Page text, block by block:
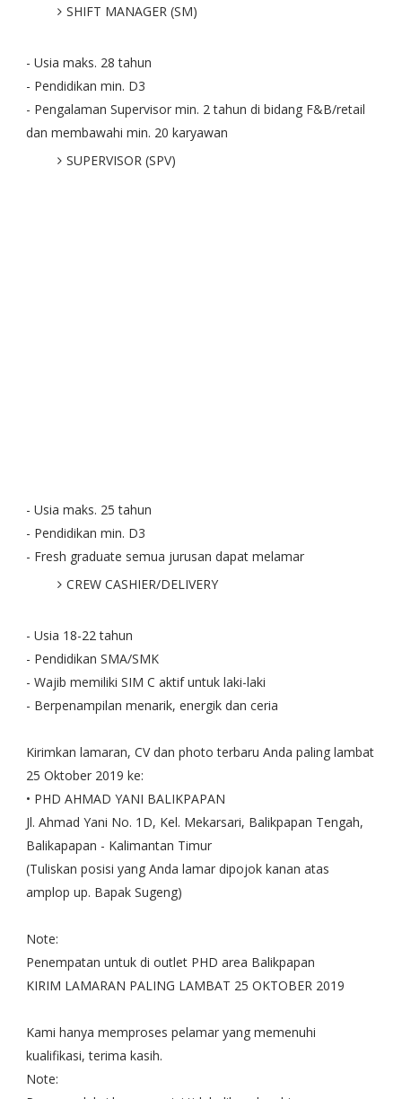
SHIFT MANAGER (SM)
- Usia maks. 28 tahun
- Pendidikan min. D3
- Pengalaman Supervisor min. 2 tahun di bidang F&B/retail
dan membawahi min. 20 karyawan
SUPERVISOR (SPV)
- Usia maks. 25 tahun
- Pendidikan min. D3
- Fresh graduate semua jurusan dapat melamar
CREW CASHIER/DELIVERY
- Usia 18-22 tahun
- Pendidikan SMA/SMK
- Wajib memiliki SIM C aktif untuk laki-laki
- Berpenampilan menarik, energik dan ceria
Kirimkan lamaran, CV dan photo terbaru Anda paling lambat
25 Oktober 2019 ke:
• PHD AHMAD YANI BALIKPAPAN
Jl. Ahmad Yani No. 1D, Kel. Mekarsari, Balikpapan Tengah,
Balikapapan - Kalimantan Timur
(Tuliskan posisi yang Anda lamar dipojok kanan atas
amplop up. Bapak Sugeng)
Note:
Penempatan untuk di outlet PHD area Balikpapan
KIRIM LAMARAN PALING LAMBAT 25 OKTOBER 2019
Kami hanya memproses pelamar yang memenuhi
kualifikasi, terima kasih.
Note: